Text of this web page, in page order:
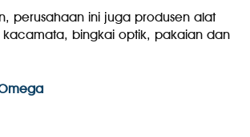
perusahaan ini juga produsen alat
bingkai optik, pakaian dan